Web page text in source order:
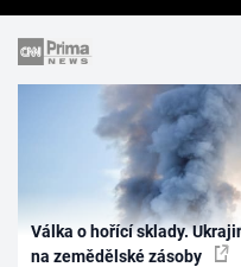
Válka o hořící sklady.
na zemědělské zásoby